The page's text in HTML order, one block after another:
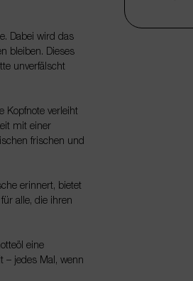
Dabei wird das
bleiben. Dieses
unverfälscht
Kopfnote verleiht
mit einer
frischen und
erinnert, bietet
alle, die ihren
eine
– jedes Mal, wenn